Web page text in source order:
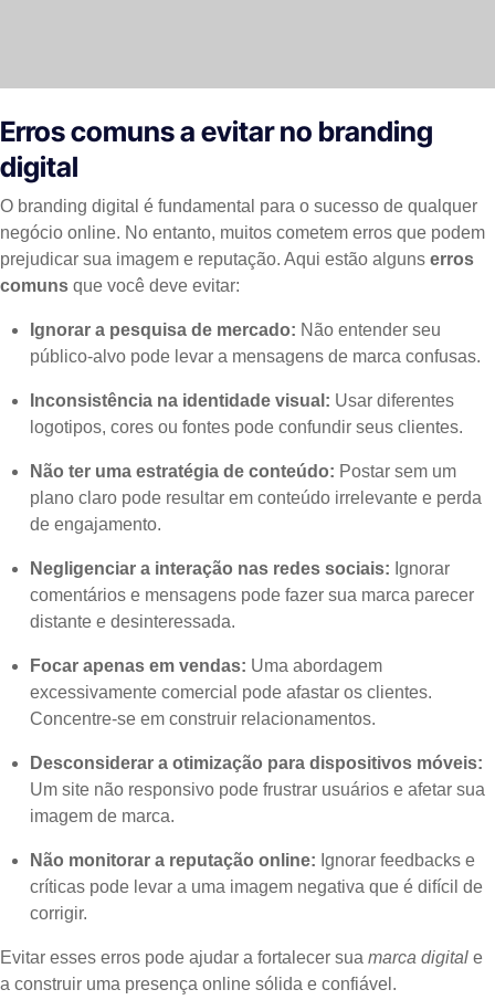
Erros comuns a evitar no branding
digital
O branding digital é fundamental para o sucesso de qualquer
negócio online. No entanto, muitos cometem erros que podem
prejudicar sua imagem e reputação. Aqui estão alguns erros
comuns que você deve evitar:
Ignorar a pesquisa de mercado: Não entender seu
público-alvo pode levar a mensagens de marca confusas.
Inconsistência na identidade visual: Usar diferentes
logotipos, cores ou fontes pode confundir seus clientes.
Não ter uma estratégia de conteúdo: Postar sem um
plano claro pode resultar em conteúdo irrelevante e perda
de engajamento.
Negligenciar a interação nas redes sociais: Ignorar
comentários e mensagens pode fazer sua marca parecer
distante e desinteressada.
Focar apenas em vendas: Uma abordagem
excessivamente comercial pode afastar os clientes.
Concentre-se em construir relacionamentos.
Desconsiderar a otimização para dispositivos móveis:
Um site não responsivo pode frustrar usuários e afetar sua
imagem de marca.
Não monitorar a reputação online: Ignorar feedbacks e
críticas pode levar a uma imagem negativa que é difícil de
corrigir.
Evitar esses erros pode ajudar a fortalecer sua marca digital e
a construir uma presença online sólida e confiável.